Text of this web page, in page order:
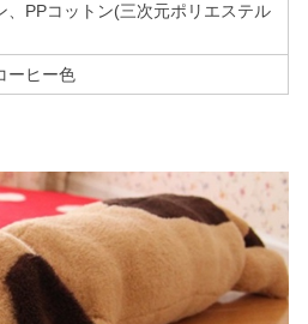
、PPコットン(三次元ポリエステル
ーヒー色